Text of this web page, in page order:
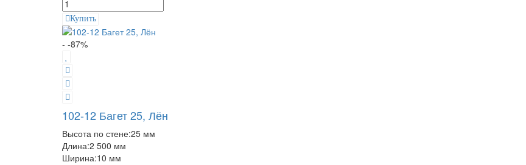
Купить
- -87%
102-12 Багет 25, Лён
Высота по стене:25 мм
Длина:2 500 мм
Ширина:10 мм